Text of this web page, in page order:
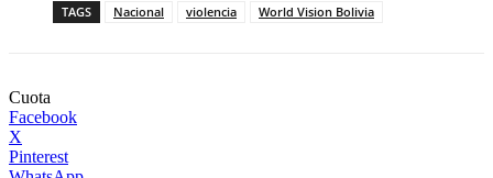
TAGS Nacional violencia World Vision Bolivia
Cuota
Facebook
X
Pinterest